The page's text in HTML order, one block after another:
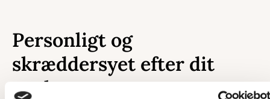
Personligt og
skræddersyet efter dit
ønske